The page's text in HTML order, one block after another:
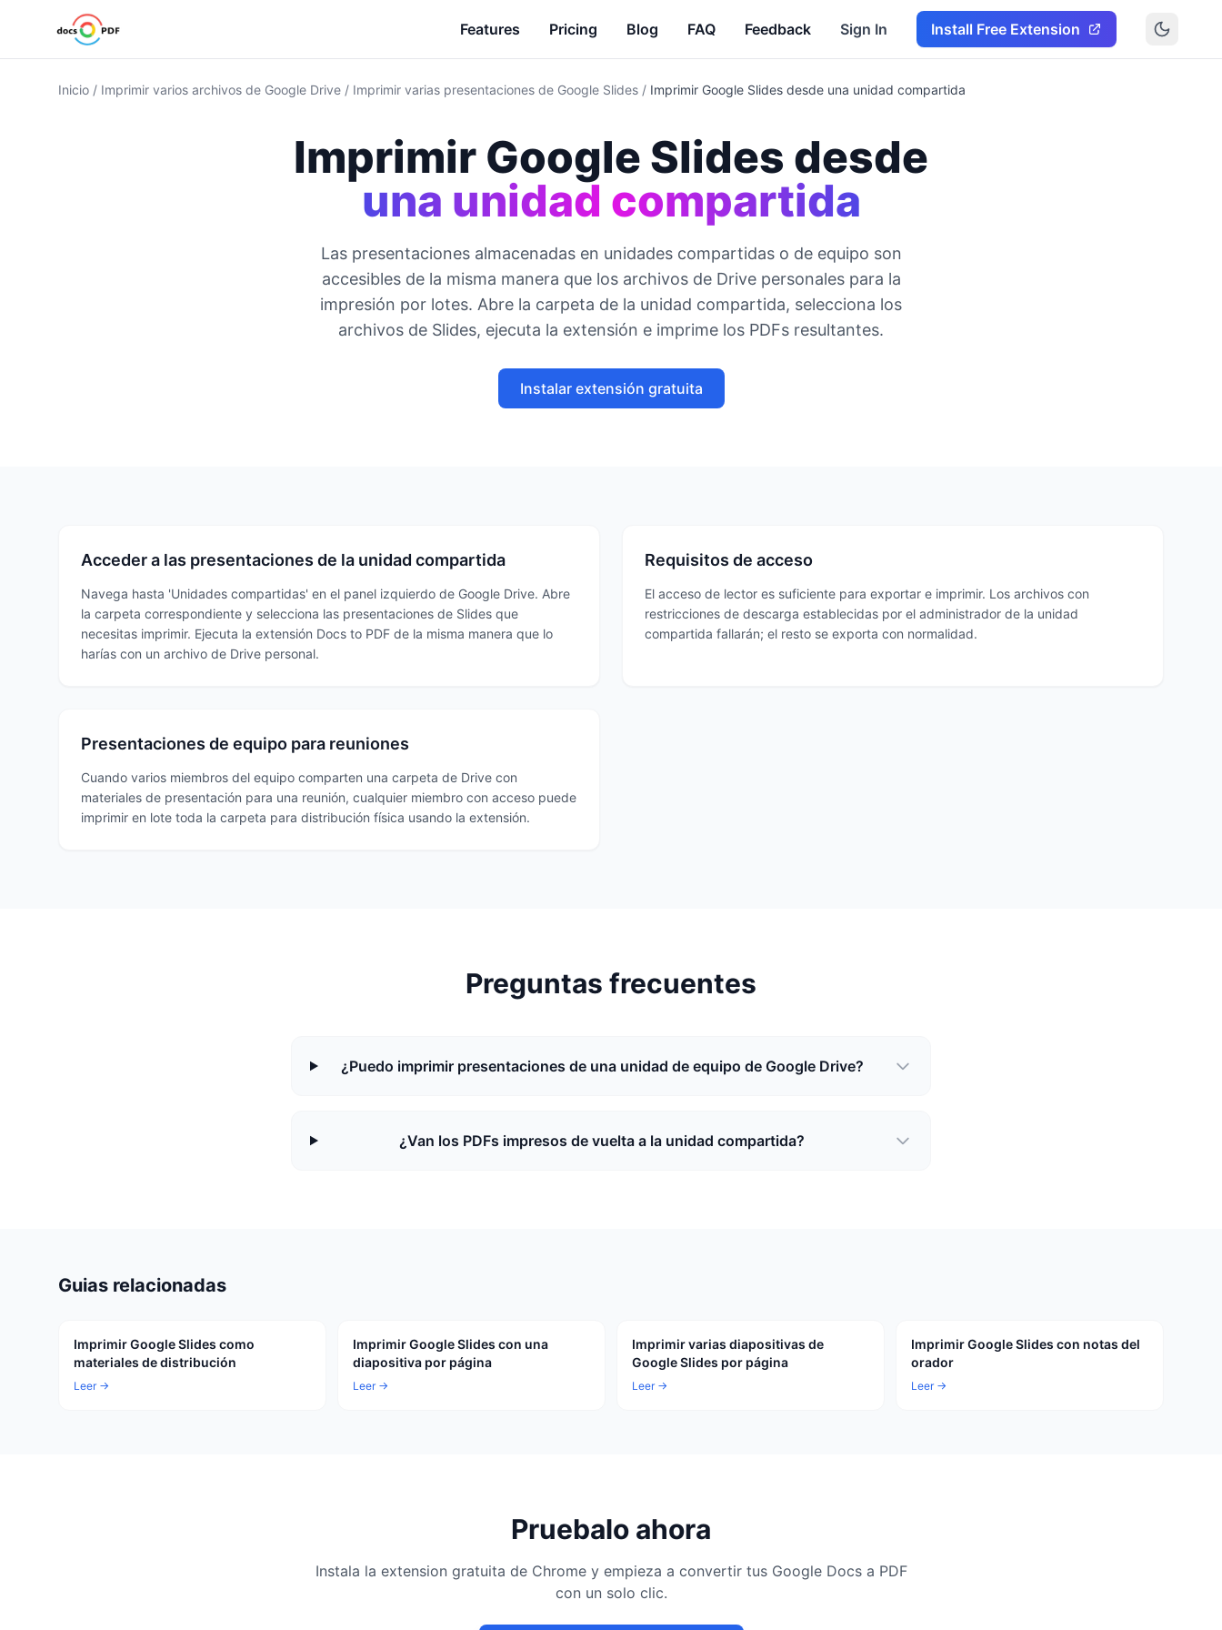
Features Pricing Blog FAQ Feedback Sign In Install Free Extension
Inicio / Imprimir varios archivos de Google Drive / Imprimir varias presentaciones de Google Slides / Imprimir Google Slides desde una unidad compartida
Imprimir Google Slides desde
una unidad compartida
Las presentaciones almacenadas en unidades compartidas o de equipo son
accesibles de la misma manera que los archivos de Drive personales para la
impresión por lotes. Abre la carpeta de la unidad compartida, selecciona los
archivos de Slides, ejecuta la extensión e imprime los PDFs resultantes.
Instalar extensión gratuita
Acceder a las presentaciones de la unidad compartida
Navega hasta 'Unidades compartidas' en el panel izquierdo de Google Drive. Abre
la carpeta correspondiente y selecciona las presentaciones de Slides que
necesitas imprimir. Ejecuta la extensión Docs to PDF de la misma manera que lo
harías con un archivo de Drive personal.
Requisitos de acceso
El acceso de lector es suficiente para exportar e imprimir. Los archivos con
restricciones de descarga establecidas por el administrador de la unidad
compartida fallarán; el resto se exporta con normalidad.
Presentaciones de equipo para reuniones
Cuando varios miembros del equipo comparten una carpeta de Drive con
materiales de presentación para una reunión, cualquier miembro con acceso puede
imprimir en lote toda la carpeta para distribución física usando la extensión.
Preguntas frecuentes
¿Puedo imprimir presentaciones de una unidad de equipo de Google Drive?
¿Van los PDFs impresos de vuelta a la unidad compartida?
Guias relacionadas
Imprimir Google Slides como
materiales de distribución
Leer →
Imprimir Google Slides con una
diapositiva por página
Leer →
Imprimir varias diapositivas de
Google Slides por página
Leer →
Imprimir Google Slides con notas del
orador
Leer →
Pruebalo ahora
Instala la extension gratuita de Chrome y empieza a convertir tus Google Docs a PDF
con un solo clic.